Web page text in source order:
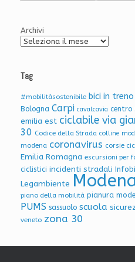
Archivi
Tag
#mobilitàsostenibile bici in treno
Bologna Carpi cavalcavia centro
emilia est ciclabile via
30 Codice della Strada colline
modena coronavirus corsie
Emilia Romagna escursioni per
ciclistici incidenti stradali
Legambiente
piano della mobilità pianura
PUMS sassuolo scuola
veneto zona 30